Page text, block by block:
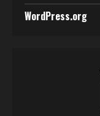
WordPress.org